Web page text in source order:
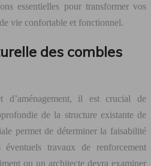
essentielles pour transformer vos
vie confortable et fonctionnel.
des combles
d’aménagement, il est crucial de
de la structure existante de
permet de déterminer la faisabilité
travaux de renforcement
ou un architecte devra examiner